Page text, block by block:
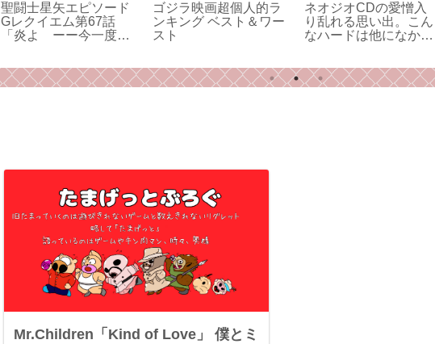
聖闘士星矢エピソード
Gレクイエム第67話
「炎よ ーー今一度ー
かもしれない
ゴジラ映画超個人的ラ
ンキング ベスト＆ワー
スト
ネオジオCDの愛憎入
り乱れる思い出。こん
なハードは他になかっ
Mr.Children「Kind of Love」 僕とミ